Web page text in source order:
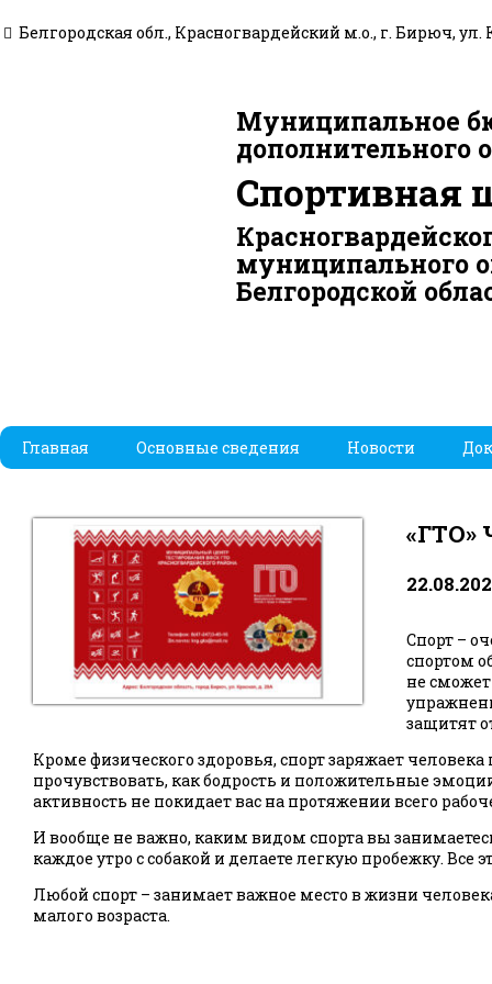
Белгородская обл., Красногвардейский м.о., г. Бирюч, ул.
Муниципальное
дополнительного
Спортивная
муниципального
Белгородской
Главная Основные сведения Новости
«ГТО»
Спорт –
спортом
не
защитят
Кроме физического здоровья, спорт заряжает
прочувствовать, как бодрость и положительные
активность не покидает вас на протяжении всего
И вообще не важно, каким видом спорта вы
каждое утро с собакой и делаете легкую пробежку.
Любой спорт – занимает важное место в жизни
малого возраста.